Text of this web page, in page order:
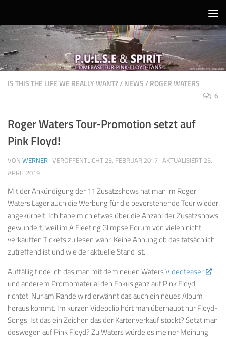
IS THIS THE LIFE WE REALLY WANT?/NEWS/ROGER WATERS
6
Roger Waters Tour-Promotion setzt auf
Pink Floyd!
VON WERNER · VERÖFFENTLICHT 23. FEBRUAR 2017 · AKTUALISIERT 25.
APRIL 2019
Mit der Ankündigung der 11 Zusatzshows hat man im Roger
Waters Lager auch die Werbung für die bevorstehende Tour wieder
angekurbelt. Ich habe mich etwas über die Anzahl der Zusatzshows
gewundert, weil im A Fleeting Glimpse Forum von vielen nicht
verkauften Tickets zu lesen wahr. Keine Ahnung ob das tatsächlich
zutreffend ist und wie der aktuelle Stand ist.
Auffällig finde ich das man mit dem neuen WatersVideoteaser
und anderem Promomaterial den Fokus ganz auf Pink Floyd
richtet. Nur am Rande wird erwähnt das auch ein neues Album
heraus kommt. Im kurzen Videoclip hört man überhaupt nur Floyd-
Songs. Ist das ein Zeichen das der Kartenverkauf stockt? Setzt man
deswegen auf Pink Floyd? Zu Waters würde es meiner Meinung